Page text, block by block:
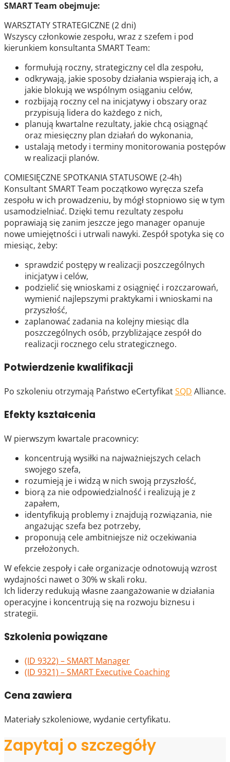
SMART Team obejmuje:
WARSZTATY STRATEGICZNE (2 dni)
Wszyscy członkowie zespołu, wraz z szefem i pod
kierunkiem konsultanta SMART Team:
formułują roczny, strategiczny cel dla zespołu,
odkrywają, jakie sposoby działania wspierają ich, a
jakie blokują we wspólnym osiąganiu celów,
rozbijają roczny cel na inicjatywy i obszary oraz
przypisują lidera do każdego z nich,
planują kwartalne rezultaty, jakie chcą osiągnąć
oraz miesięczny plan działań do wykonania,
ustalają metody i terminy monitorowania postępów
w realizacji planów.
COMIESIĘCZNE SPOTKANIA STATUSOWE (2-4h)
Konsultant SMART Team początkowo wyręcza szefa
zespołu w ich prowadzeniu, by mógł stopniowo się w tym
usamodzielniać. Dzięki temu rezultaty zespołu
poprawiają się zanim jeszcze jego manager opanuje
nowe umiejętności i utrwali nawyki. Zespół spotyka się co
miesiąc, żeby:
sprawdzić postępy w realizacji poszczególnych
inicjatyw i celów,
podzielić się wnioskami z osiągnięć i rozczarowań,
wymienić najlepszymi praktykami i wnioskami na
przyszłość,
zaplanować zadania na kolejny miesiąc dla
poszczególnych osób, przybliżające zespół do
realizacji rocznego celu strategicznego.
Potwierdzenie kwalifikacji
Po szkoleniu otrzymają Państwo eCertyfikatSQD Alliance.
Efekty kształcenia
W pierwszym kwartale pracownicy:
koncentrują wysiłki na najważniejszych celach
swojego szefa,
rozumieją je i widzą w nich swoją przyszłość,
biorą za nie odpowiedzialność i realizują je z
zapałem,
identyfikują problemy i znajdują rozwiązania, nie
angażując szefa bez potrzeby,
proponują cele ambitniejsze niż oczekiwania
przełożonych.
W efekcie zespoły i całe organizacje odnotowują wzrost
wydajności nawet o 30% w skali roku.
Ich liderzy redukują własne zaangażowanie w działania
operacyjne i koncentrują się na rozwoju biznesu i
strategii.
Szkolenia powiązane
(ID 9322) – SMART Manager
(ID 9321) – SMART Executive Coaching
Cena zawiera
Materiały szkoleniowe, wydanie certyfikatu.
Zapytaj o szczegóły